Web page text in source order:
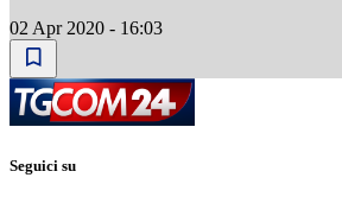
02 Apr 2020 - 16:03
Seguici su